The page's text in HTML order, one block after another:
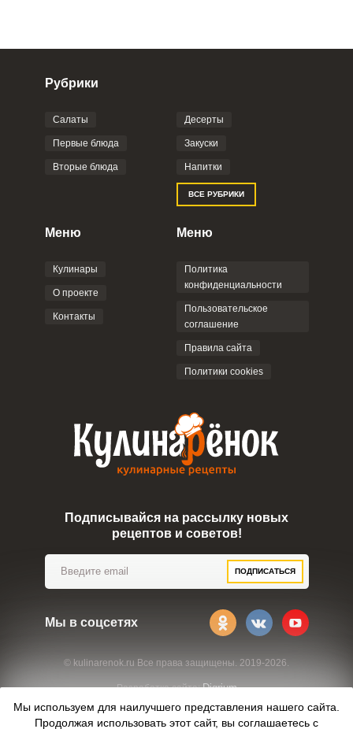
Фото до 4 шт, до 5 mb
Отправляя эту форму, вы соглашаетесь с
Политикой
Пользовательским
соглашением
© kulinarenok.ru Все права защищены. 2019-2026.
Разработка сайта:Digrium
Рубрики
Салаты
Первые блюда
Вторые блюда
Десерты
Закуски
Напитки
ВСЕ РУБРИКИ
Меню
Кулинары
О проекте
Контакты
Меню
Политика
конфиденциальности
Пользовательское
соглашение
Правила сайта
Политики cookies
Подписывайся на рассылку новых
рецептов и советов!
ПОДПИСАТЬСЯ
Мы в соцсетях
Мы используем для наилучшего представления нашего сайта.
Продолжая использовать этот сайт, вы соглашаетесь с